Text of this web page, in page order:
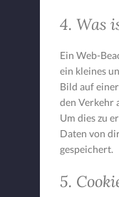
4. Was
Ein Web-
ein kleines
Bild auf
den Verkehr
Um dies zu
Daten von
gespeichert.
5.